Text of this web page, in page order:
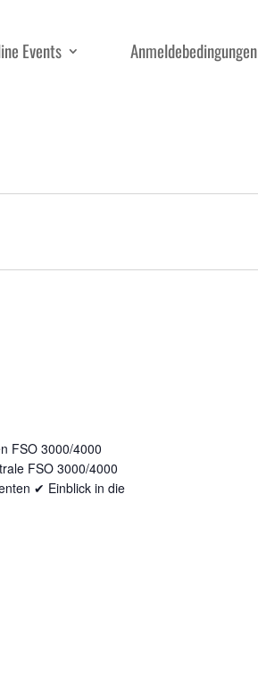
Events Anmeldebedingungen
FSO 3000/4000
FSO 3000/4000
✔ Einblick in die